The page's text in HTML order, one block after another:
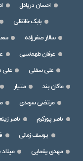
احسان دریادل
بابک خانقلی
سالار صفرزاده
عرفان طهماسبی
علی سفلی
ماکان بند
متیار
مرتضی سرمدی
ناصر پورکرم
ناصر
یوسف زمانی
مهدی یغمایی
میلاد